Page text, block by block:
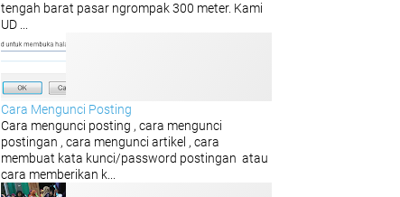
tengah barat pasar ngrompak 300 meter. Kami
UD ...
Cara Mengunci Posting
Cara mengunci posting , cara mengunci
postingan , cara mengunci artikel , cara
membuat kata kunci/password postingan atau
cara memberikan k...